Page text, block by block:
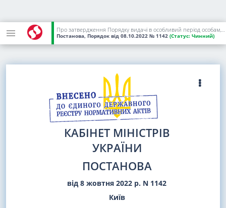
Про затвердження Порядку видачі в особливий період особам, які проходять службу цивільного захисту або працюють в органах управління та силах цивільного захисту, посвідчень і розпізнавальних знаків (емблем) персоналу цивільної оборони (цивільного захисту)
Постанова, Порядок від 08.10.2022 № 1142 (Статус: Чинний)
КАБІНЕТ МІНІСТРІВ
УКРАЇНИ
ПОСТАНОВА
від 8 жовтня 2022 р. N 1142
Київ